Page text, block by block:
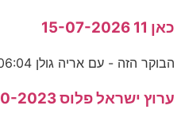
כאן 11 15-07-2026
הבוקר הזה - עם אריה גולן 06:04 - 08:00 שידור חי של יומן
ערוץ ישראל פלוס 02-10-2023